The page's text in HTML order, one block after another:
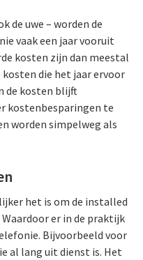
de uwe – worden de
vaak een jaar vooruit
kosten zijn dan meestal
die het jaar ervoor
de kosten blijft
kostenbesparingen te
worden simpelweg als
het is om de installed
er in de praktijk
Bijvoorbeeld voor
al lang uit dienst is. Het